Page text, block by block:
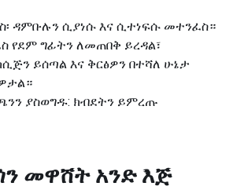
ዳምቡሉን ሲያነሱ እና ሲተነፍሱ መተንፈስ።
የደም ግፊትን ለመጠበቅ ይረዳል፣
ይሰጣል እና ቅርፅዎን በተሻለ ሁኔታ
ያስወግዱ: ክብደትን ይምረጡ
መዋሸት አንድ እጅ